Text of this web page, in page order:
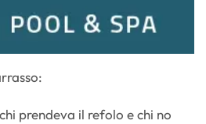
prendeva il refolo e chi no